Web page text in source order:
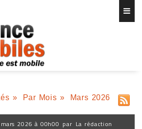
» Par Mois » Mars 2026
2026 à 00h00 par La rédaction